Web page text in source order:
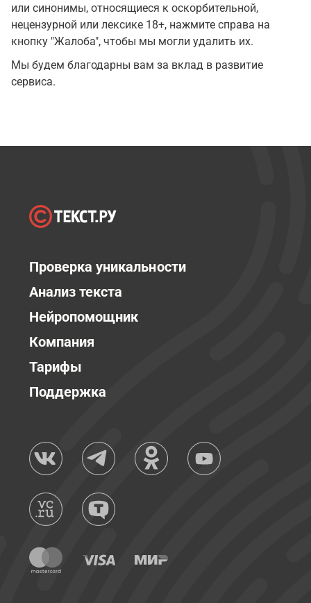
или синонимы, относящиеся к оскорбительной,
нецензурной или лексике 18+, нажмите справа на
кнопку "Жалоба", чтобы мы могли удалить их.
Мы будем благодарны вам за вклад в развитие
сервиса.
Проверка уникальности
Анализ текста
Нейропомощник
Компания
Тарифы
Поддержка